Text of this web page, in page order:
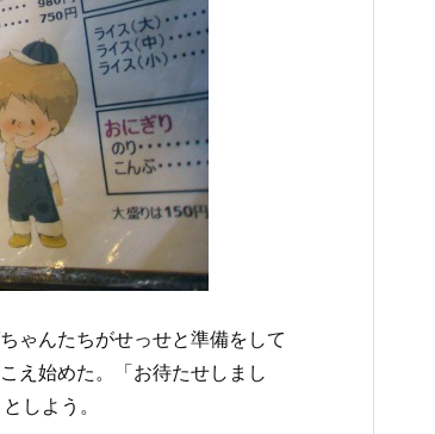
ゃんたちがせっせと準備をして
え始めた。「お待たせしまし
しよう。